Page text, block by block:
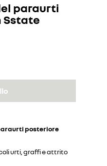
paraurti
Sstate
posteriore
urti, graffi e attrito